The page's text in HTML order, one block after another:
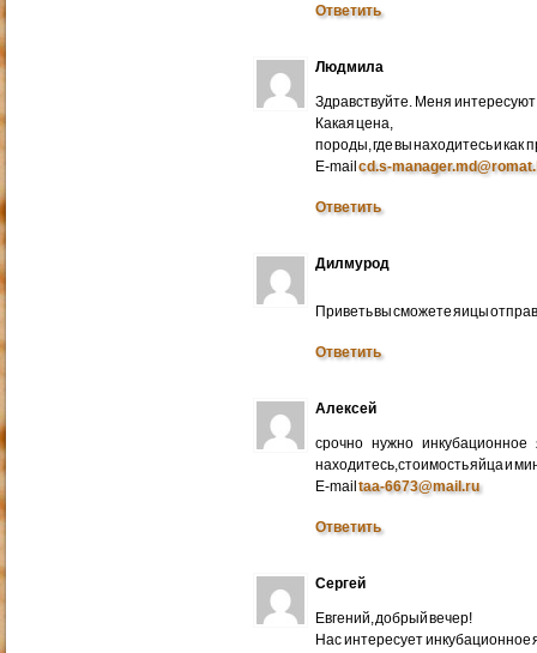
Ответить
Людмила
Здравствуйте. Меня
Какая цена,
породы, где вы находитесь и как
E-mailcd.s-
Ответить
Дилмурод
Приветь вы сможете яицы
Ответить
Алексей
срочно нужно
находитесь,стоимость яйца и
E-mailtaa-6673@mail.ru
Ответить
Сергей
Евгений, добрый вечер!
Нас интересует инкубационное